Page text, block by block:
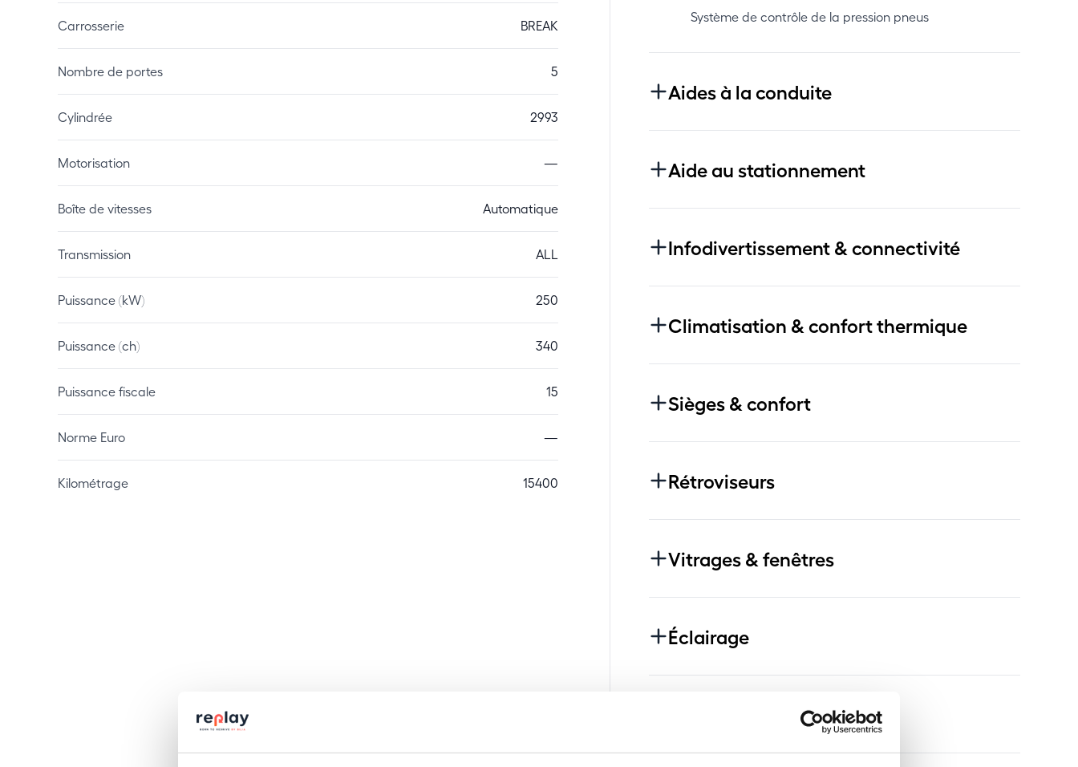
Carrosserie BREAK
Nombre de portes 5
Cylindrée 2993
Motorisation —
Boîte de vitesses Automatique
Transmission ALL
Puissance (kW) 250
Puissance (ch) 340
Puissance fiscale 15
Norme Euro —
Kilométrage 15400
Système de contrôle de la pression pneus
Aides à la conduite
Aide au stationnement
Infodivertissement & connectivité
Climatisation & confort thermique
Sièges & confort
Rétroviseurs
Vitrages & fenêtres
Éclairage